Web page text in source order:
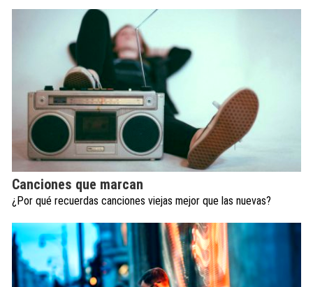
Canciones que marcan
¿Por qué recuerdas canciones viejas mejor que las nuevas?